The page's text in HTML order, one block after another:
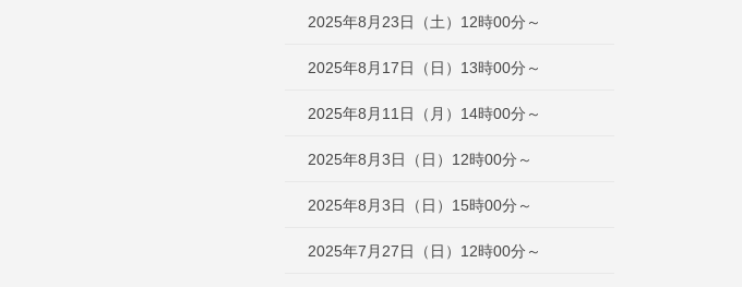
2025年8月23日（土）12時00分～
2025年8月17日（日）13時00分～
2025年8月11日（月）14時00分～
2025年8月3日（日）12時00分～
2025年8月3日（日）15時00分～
2025年7月27日（日）12時00分～